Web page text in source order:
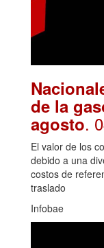
de la
agosto.
El valor de los
debido a una
costos de
traslado
Infobae